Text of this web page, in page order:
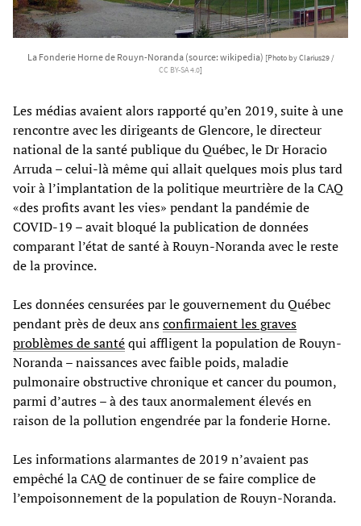
La Fonderie Horne de Rouyn-Noranda (source: wikipedia) [Photo by Clarius29 /
CC BY-SA 4.0]
Les médias avaient alors rapporté qu’en 2019, suite à une
rencontre avec les dirigeants de Glencore, le directeur
national de la santé publique du Québec, le Dr Horacio
Arruda – celui-là même qui allait quelques mois plus tard
voir à l’implantation de la politique meurtrière de la CAQ
«des profits avant les vies» pendant la pandémie de
COVID-19 – avait bloqué la publication de données
comparant l’état de santé à Rouyn-Noranda avec le reste
de la province.
Les données censurées par le gouvernement du Québec
pendant près de deux ansconfirmaient les graves
problèmes de santéqui affligent la population de Rouyn-
Noranda – naissances avec faible poids, maladie
pulmonaire obstructive chronique et cancer du poumon,
parmi d’autres – à des taux anormalement élevés en
raison de la pollution engendrée par la fonderie Horne.
Les informations alarmantes de 2019 n’avaient pas
empêché la CAQ de continuer de se faire complice de
l’empoisonnement de la population de Rouyn-Noranda.